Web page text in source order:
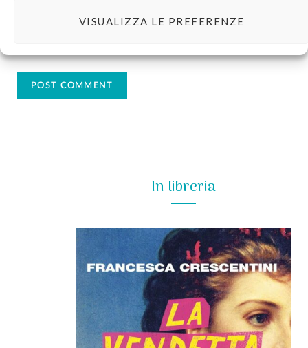
VISUALIZZA LE PREFERENZE
In libreria